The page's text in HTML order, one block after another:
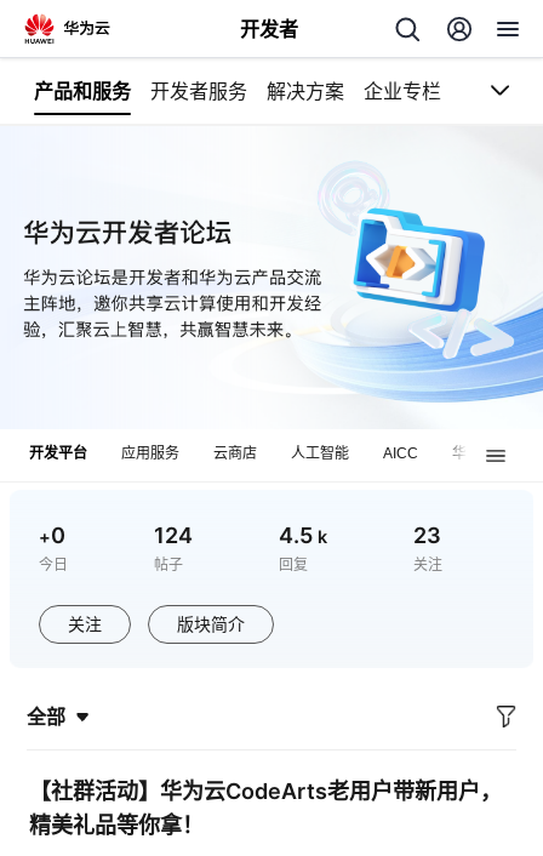
开发者
返
回
个
开
我
的
客
我
论
的
我
产品和服务 开发者服务 解决方案 企业专栏
开发平台 应用服务 云商店 人工智能 AICC 华为数字机器
+0
今日
124
帖子
4.5 k
回复
23
关注
关注 版块简介
全部
【社群活动】华为云CodeArts老用户带新用户，
精美礼品等你拿！